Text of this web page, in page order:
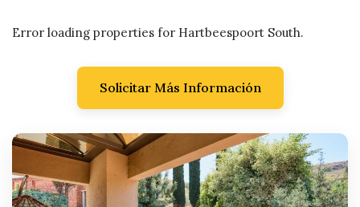
Error loading properties for Hartbeespoort South.
Solicitar Más Información